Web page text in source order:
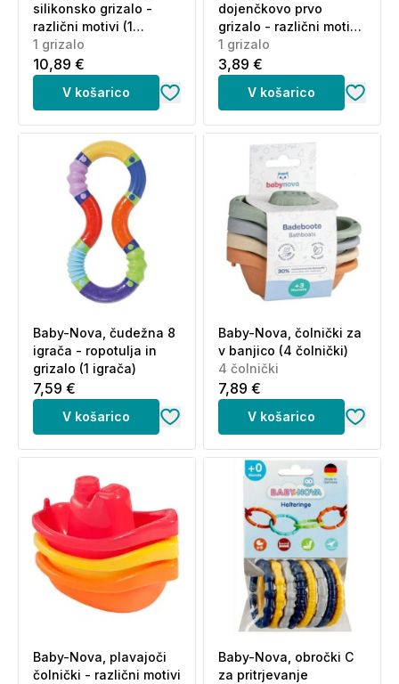
silikonsko grizalo -
različni motivi (1
grizalo)
1 grizalo
10,89 €
V košarico
dojenčkovo prvo
grizalo - različni motivi
(1 grizalo)
1 grizalo
3,89 €
V košarico
Baby-Nova, čudežna 8
igrača - ropotulja in
grizalo (1 igrača)
7,59 €
V košarico
Baby-Nova, čolnički za
v banjico (4 čolnički)
4 čolnički
7,89 €
V košarico
Baby-Nova, plavajoči
čolnički - različni motivi
Baby-Nova, obročki C
za pritrjevanje